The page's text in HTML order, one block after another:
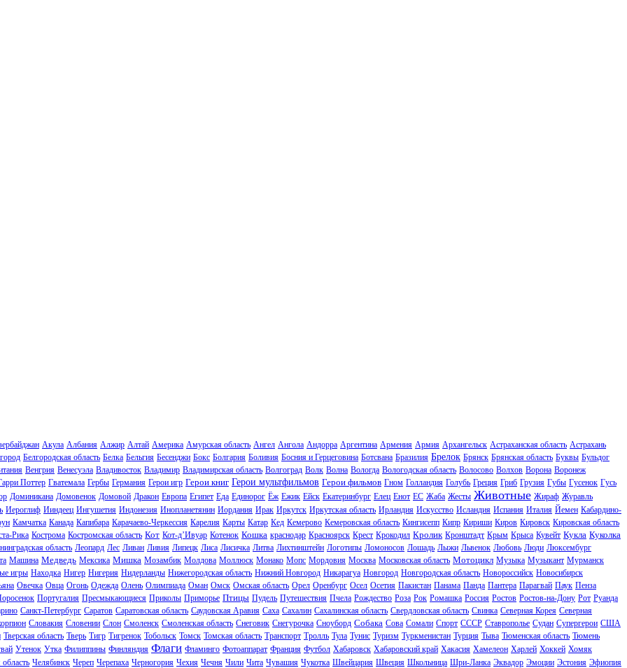
Акула Албания Алжир Алтай Америка Амурская область Ангел Ангола Андорра Аргентина Армения Армия Архангельск Астраханская область Астрахань
Белгородская область Белка Бельгия Бесенджи Бокс Болгария Боливия Босния и Герцеговина Ботсвана Бразилия Брелок Брянск Брянская область Буквы Бульдог
Венгрия Венесуэла Владивосток Владимир Владимирская область Волгоград Волк Волна Вологда Вологодская область Волосово Волхов Ворона Воронеж
Поттер Гватемала Гербы Германия Герои игр Герои книг Герои мультфильмов Герои фильмов Гном Голландия Голубь Греция Гриб Грузия Губы Гусенок Гусь
Доминикана Домовенок Домовой Дракон Европа Египет Еда Единорог Ёж Ежик Ейск Екатеринбург Елец Енот ЕС Жаба Жесты Животные Жираф Журавль
Иероглиф Ииндеец Ингушетия Индонезия Инопланетянин Иордания Ирак Иркутск Иркутская область Ирландия Искусство Исландия Испания Италия Йемен Кабардино-
Камчатка Канада Капибара Карачаево-Черкессия Карелия Карты Катар Кед Кемерово Кемеровская область Кингисепп Кипр Кириши Киров Кировск Кировская область
Рика Кострома Костромская область Кот Кот-д’Ивуар Котенок Кошка краснодар Красноярск Крест Крокодил Кролик Кронштадт Крым Крыса Кувейт Кукла Куколка
область Леопард Лес Ливан Ливия Липецк Лиса Лисичка Литва Лихтинштейн Логотипы Ломоносов Лошадь Лыжи Львенок Любовь Люди Люксембург
Машина Медведь Мексика Мишка Мозамбик Молдова Моллюск Монако Мопс Мордовия Москва Московская область Мотоцикл Музыка Музыкант Мурманск
игры Находка Нигер Нигерия Нидерланды Нижегородская область Нижний Новгород Никарагуа Новгород Новгородская область Новороссийск Новосибирск
Овечка Овца Огонь Одежда Олень Олимпиада Оман Омск Омская область Орел Оренбург Осел Осетия Пакистан Панама Панда Пантера Парагвай Паук Пенза
Португалия Пресмыкающиеся Приколы Приморье Птицы Пудель Путешествия Пчела Рождество Роза Рок Ромашка Россия Ростов Ростов-на-Дону Рот Руанда
Санкт-Петербург Саратов Саратовская область Саудовская Аравия Саха Сахалин Сахалинская область Свердловская область Свинка Северная Корея Северная
Словакия Словении Слон Смоленск Смоленская область Снеговик Снегурочка Сноуборд Собака Сова Сомали Спорт СССР Ставрополье Судан Супергерои США
Тверская область Тверь Тигр Тигренок Тобольск Томск Томская область Транспорт Тролль Тула Тунис Туризм Туркменистан Турция Тыва Тюменская область Тюмень
Утенок Утка Филиппины Финляндия Флаги Фламинго Фотоаппарат Франция Футбол Хабаровск Хабаровский край Хакасия Хамелеон Харлей Хоккей Хомяк
Челябинск Череп Черепаха Черногория Чехия Чечня Чили Чита Чувашия Чукотка Швейцария Швеция Школьница Шри-Ланка Эквадор Эмоции Эстония Эфиопия